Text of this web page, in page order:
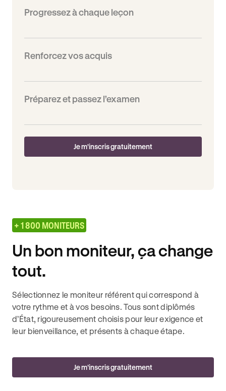
Progressez à chaque leçon
Renforcez vos acquis
Préparez et passez l’examen
Je m'inscris gratuitement
+ 1 800 MONITEURS
Un bon moniteur, ça change
tout.
Sélectionnez le moniteur référent qui correspond à
votre rythme et à vos besoins. Tous sont diplômés
d’État, rigoureusement choisis pour leur exigence et
leur bienveillance, et présents à chaque étape.
Je m’inscris gratuitement